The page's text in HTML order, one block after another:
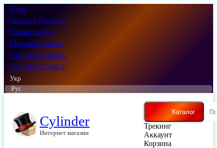
О нас
Оплата и Доставка
График работы
Гарантия и сервис
+38 (095) 513-00-11
+38 (093) 513-00-11
Укр
Рус
Cylinder
Интернет магазин
Каталог
Трекинг
Аккаунт
Корзина